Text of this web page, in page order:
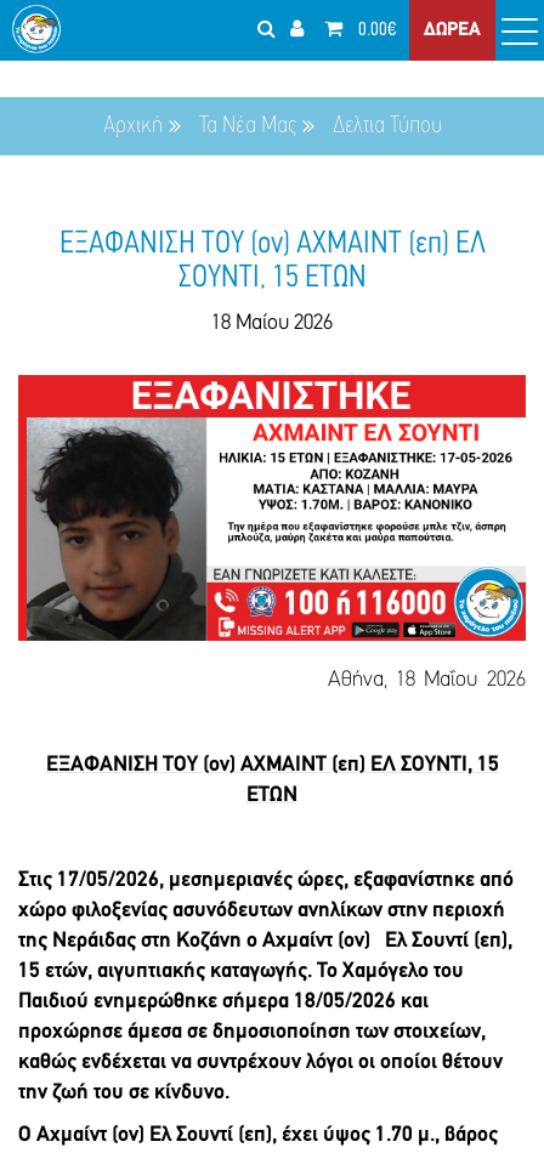
0.00€ ΔΩΡΕΑ
Αρχική Τα Νέα Μας Δελτια Τύπου
ΕΞΑΦΑΝΙΣΗ ΤΟΥ (ον) ΑΧΜΑΙΝΤ (επ) ΕΛ
ΣΟΥΝΤΙ, 15 ΕΤΩΝ
18 Μαίου 2026
Αθήνα, 18 Μαΐου 2026
ΕΞΑΦΑΝΙΣΗΤΟΥ (ον) ΑΧΜΑΙΝΤ (επ) ΕΛ ΣΟΥΝΤΙ, 15
ΕΤΩΝ
Στις 17/05/2026, μεσημεριανές ώρες, εξαφανίστηκε από
χώρο φιλοξενίας ασυνόδευτων ανηλίκων στην περιοχή
της Νεράιδας στη Κοζάνη ο Αχμαίντ (ον) Ελ Σουντί (επ),
15 ετών, αιγυπτιακής καταγωγής. Το Χαμόγελο του
Παιδιού ενημερώθηκε σήμερα 18/05/2026 και
προχώρησε άμεσα σε δημοσιοποίηση των στοιχείων,
καθώς ενδέχεται να συντρέχουν λόγοι οι οποίοι θέτουν
την ζωή του σε κίνδυνο.
Ο Αχμαίντ (ον) Ελ Σουντί (επ), έχει ύψος 1.70 μ., βάρος